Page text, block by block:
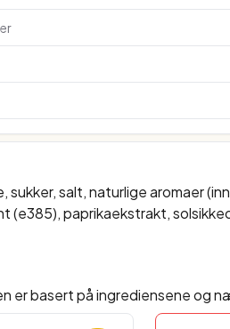
sukker, salt, naturlige aromaer
(e385), paprikaekstrakt,
er basert på ingrediensene og